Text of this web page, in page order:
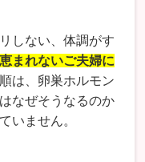
しない、体調がす
まれないご夫婦に
は、卵巣ホルモン
なぜそうなるのか
いません。